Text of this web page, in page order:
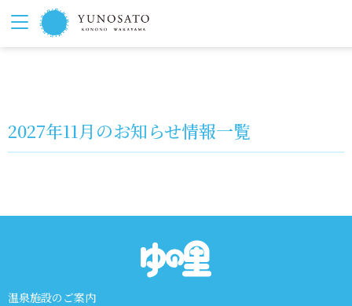
2027年11月のお知らせ情報一覧
温泉施設のご案内